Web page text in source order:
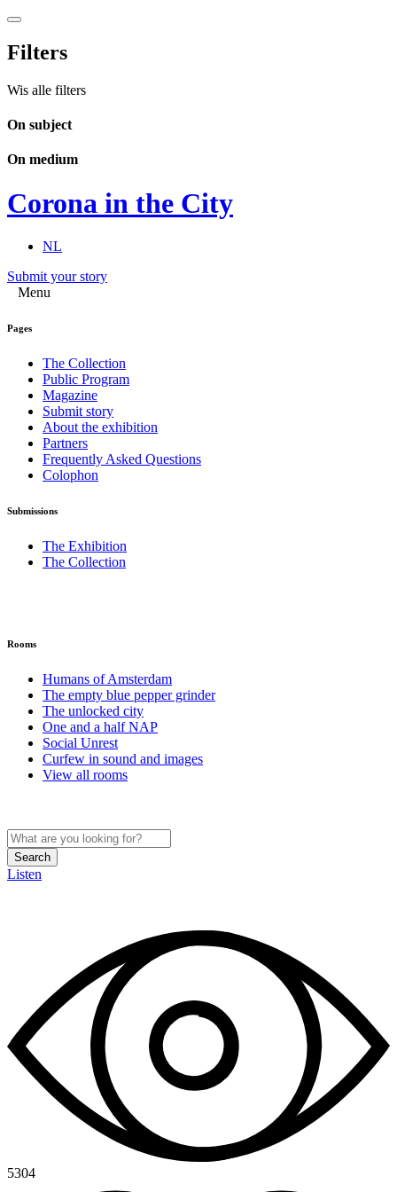
Filters
Wis alle filters
On subject
On medium
Corona in the City
NL
Submit your story
Menu
Pages
The Collection
Public Program
Magazine
Submit story
About the exhibition
Partners
Frequently Asked Questions
Colophon
Submissions
The Exhibition
The Collection
Rooms
Humans of Amsterdam
The empty blue pepper grinder
The unlocked city
One and a half NAP
Social Unrest
Curfew in sound and images
View all rooms
Search
Listen
5304